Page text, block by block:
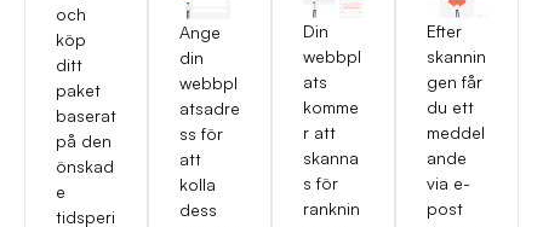
och
köp
ditt
paket
baserat
på den
önskad
e
tidsperi
Ange
din
webbpl
atsadre
ss för
att
kolla
dess
Din
webbpl
ats
komme
r att
skanna
s för
ranknin
Efter
skannin
gen får
du ett
meddel
ande
via e-
post